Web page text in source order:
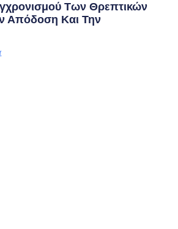
Των Θρεπτικών
Απόδοση Και Την